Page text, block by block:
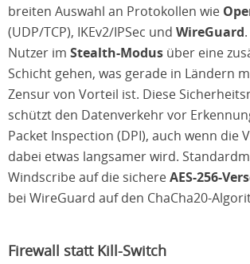
breiten Auswahl an Protokollen wie
(UDP/TCP), IKEv2/IPSec und WireGuard
Nutzer im Stealth-Modus über eine
Schicht gehen, was gerade in Ländern
Zensur von Vorteil ist. Diese
schützt den Datenverkehr vor
Packet Inspection (DPI), auch wenn die
dabei etwas langsamer wird.
Windscribe auf die sichereAES-256-
bei WireGuard auf den ChaCha20-
Firewall statt Kill-Switch